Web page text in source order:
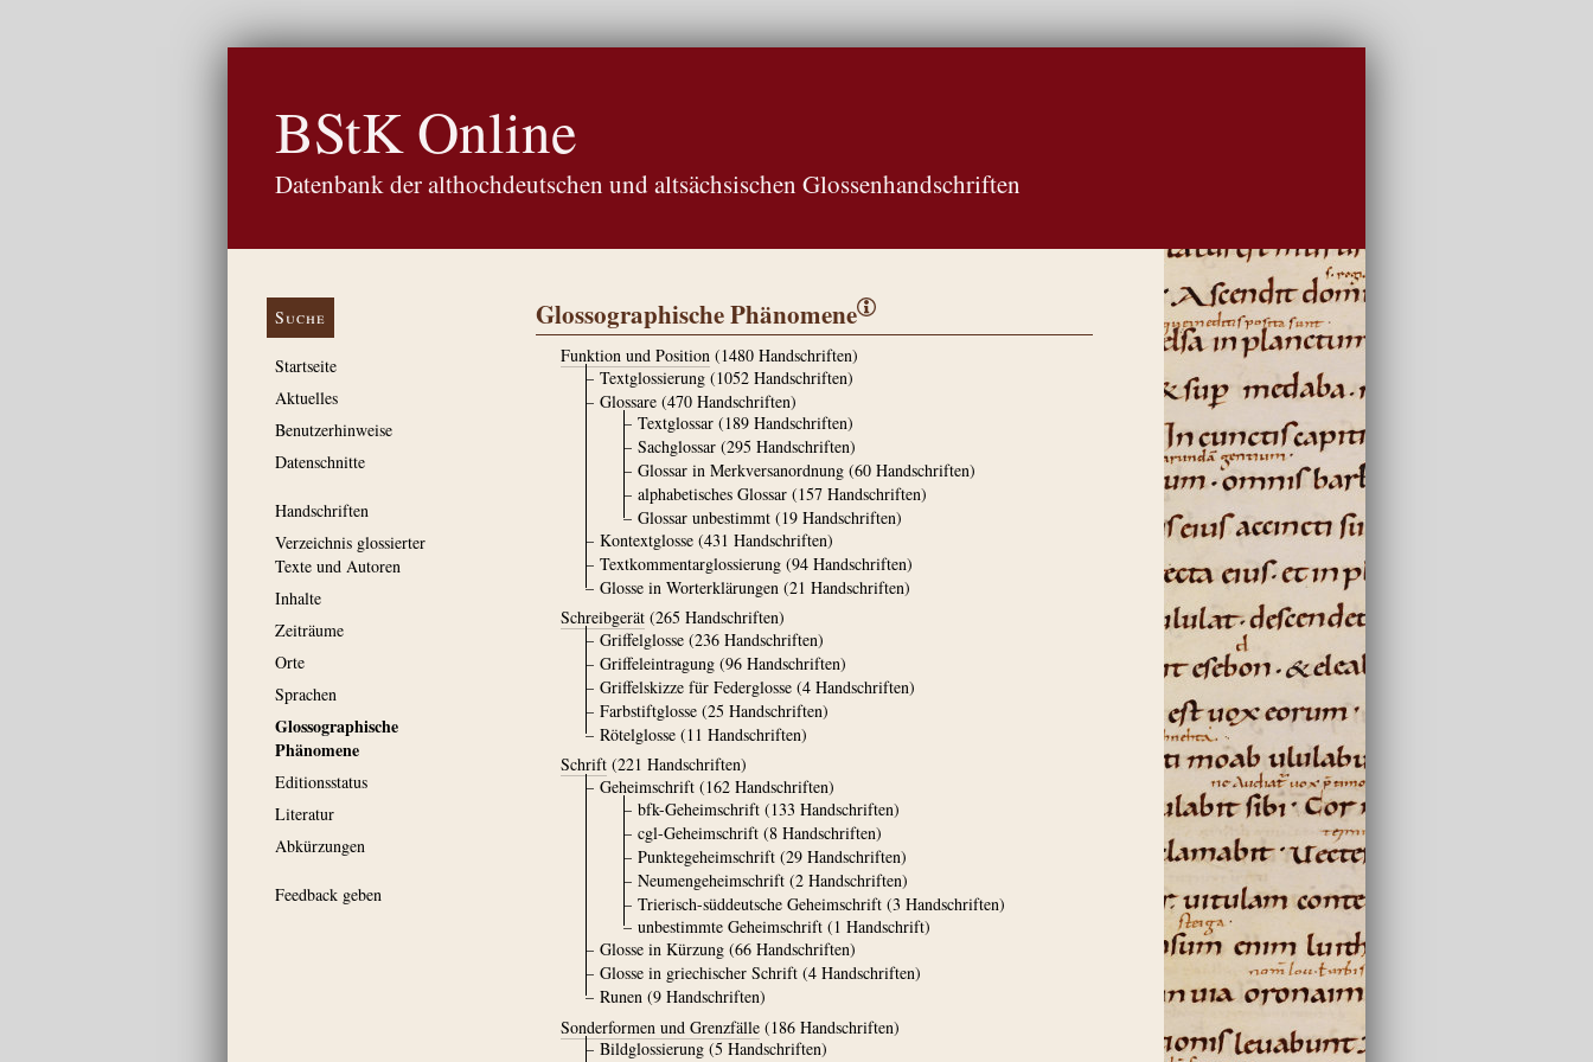
BStK Online
Datenbank der althochdeutschen und altsächsischen Glossenhandschriften
Suche
Startseite
Aktuelles
Benutzerhinweise
Datenschnitte
Handschriften
Verzeichnis glossierter
Texte und Autoren
Inhalte
Zeiträume
Orte
Sprachen
Glossographische
Phänomene
Editionsstatus
Literatur
Abkürzungen
Feedback geben
Glossographische Phänomeneⓘ
Funktion und Position (1480 Handschriften)
Textglossierung (1052 Handschriften)
Glossare (470 Handschriften)
Textglossar (189 Handschriften)
Sachglossar (295 Handschriften)
Glossar in Merkversanordnung (60 Handschriften)
alphabetisches Glossar (157 Handschriften)
Glossar unbestimmt (19 Handschriften)
Kontextglosse (431 Handschriften)
Textkommentarglossierung (94 Handschriften)
Glosse in Worterklärungen (21 Handschriften)
Schreibgerät (265 Handschriften)
Griffelglosse (236 Handschriften)
Griffeleintragung (96 Handschriften)
Griffelskizze für Federglosse (4 Handschriften)
Farbstiftglosse (25 Handschriften)
Rötelglosse (11 Handschriften)
Schrift (221 Handschriften)
Geheimschrift (162 Handschriften)
bfk-Geheimschrift (133 Handschriften)
cgl-Geheimschrift (8 Handschriften)
Punktegeheimschrift (29 Handschriften)
Neumengeheimschrift (2 Handschriften)
Trierisch-süddeutsche Geheimschrift (3 Handschriften)
unbestimmte Geheimschrift (1 Handschrift)
Glosse in Kürzung (66 Handschriften)
Glosse in griechischer Schrift (4 Handschriften)
Runen (9 Handschriften)
Sonderformen und Grenzfälle (186 Handschriften)
Bildglossierung (5 Handschriften)